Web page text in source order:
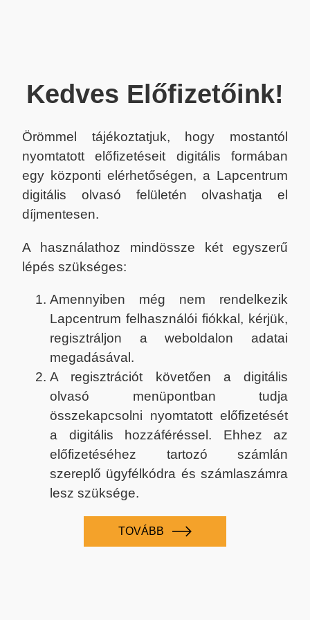
Kedves Előfizetőink!
Örömmel tájékoztatjuk, hogy mostantól
nyomtatott előfizetéseit digitális formában
egy központi elérhetőségen, a Lapcentrum
digitális olvasó felületén olvashatja el
díjmentesen.
A használathoz mindössze két egyszerű
lépés szükséges:
Amennyiben még nem rendelkezik
Lapcentrum felhasználói fiókkal, kérjük,
regisztráljon a weboldalon adatai
megadásával.
A regisztrációt követően a digitális
olvasó menüpontban tudja
összekapcsolni nyomtatott előfizetését
a digitális hozzáféréssel. Ehhez az
előfizetéséhez tartozó számlán
szereplő ügyfélkódra és számlaszámra
lesz szüksége.
TOVÁBB